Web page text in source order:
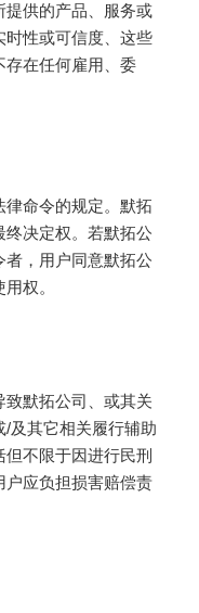
提供的产品、服务或
时性或可信度、这些
存在任何雇用、委
律命令的规定。默拓
决定权。若默拓公
，用户同意默拓公
权。
致默拓公司、或其关
及其它相关履行辅助
不限于因进行民刑
户应负担损害赔偿责